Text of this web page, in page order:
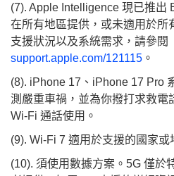
(7). Apple Intelligence 現已推出
在所有地區提供，或未適用於所
支援狀況以及系統需求，請參閱
support.apple.com/121115 。
(8). iPhone 17、iPhone 17 Pro
測嚴重車禍，並為你撥打求救電
Wi-Fi 通話使用。
(9). Wi‑Fi 7 適用於支援的國家或
(10). 須使用數據方案。5G 僅於